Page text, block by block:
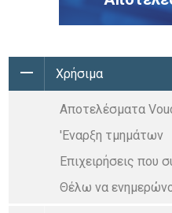
Χρήσιμα
Αποτελέσματα
'Εναρξη τμημάτων
Επιχειρήσεις που
Θέλω να